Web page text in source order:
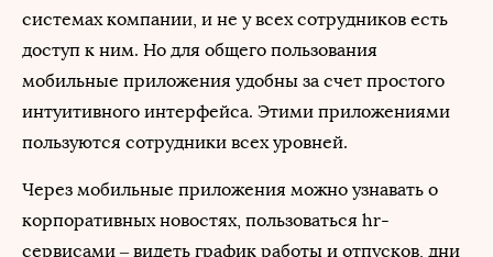
системах компании, и не у всех сотрудников есть
доступ к ним. Но для общего пользования
мобильные приложения удобны за счет простого
интуитивного интерфейса. Этими приложениями
пользуются сотрудники всех уровней.
Через мобильные приложения можно узнавать о
корпоративных новостях, пользоваться hr-
сервисами – видеть график работы и отпусков, дни